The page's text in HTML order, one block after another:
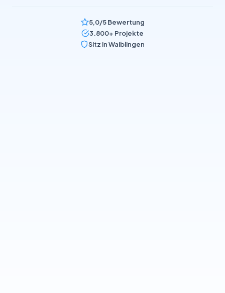
5,0/5 Bewertung
3.800+ Projekte
Sitz in Waiblingen